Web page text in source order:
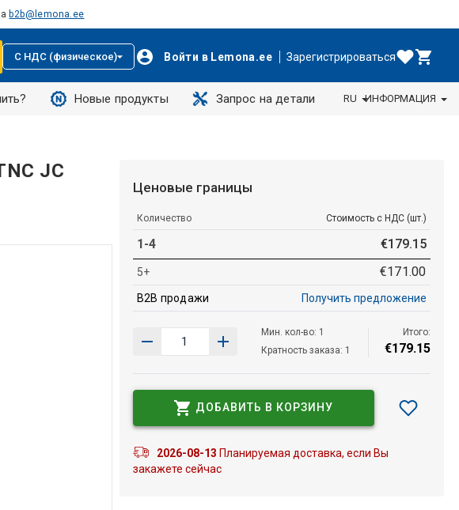
b2b@lemona.ee
С НДС (физическое) Войти в Lemona.ee Зарегистрироваться
Новые продукты Запрос на детали RU ИНФОРМАЦИЯ
JC
Ценовые границы
Количество Стоимость с НДС (шт.)
1-4 €179.15
5+ €171.00
B2B продажи Получить предложение
Мин. кол-во: 1
Кратность заказа: 1
Итого:
€179.15
ДОБАВИТЬ В КОРЗИНУ
2026-08-13 Планируемая доставка, если Вы
закажете сейчас